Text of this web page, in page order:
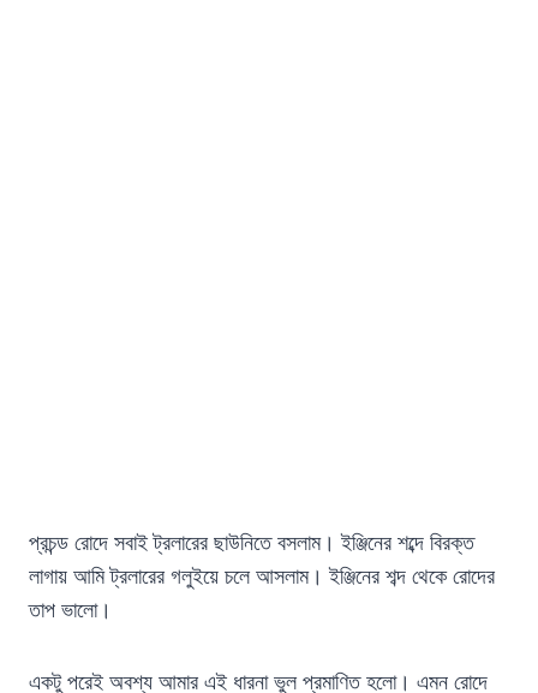
প্রচন্ড রোদে সবাই ট্রলারের ছাউনিতে বসলাম। ইঞ্জিনের শব্দে বিরক্ত
লাগায় আমি ট্রলারের গলুইয়ে চলে আসলাম। ইঞ্জিনের শব্দ থেকে রোদের
তাপ ভালো।
একটু পরেই অবশ্য আমার এই ধারনা ভুল প্রমাণিত হলো। এমন রোদে